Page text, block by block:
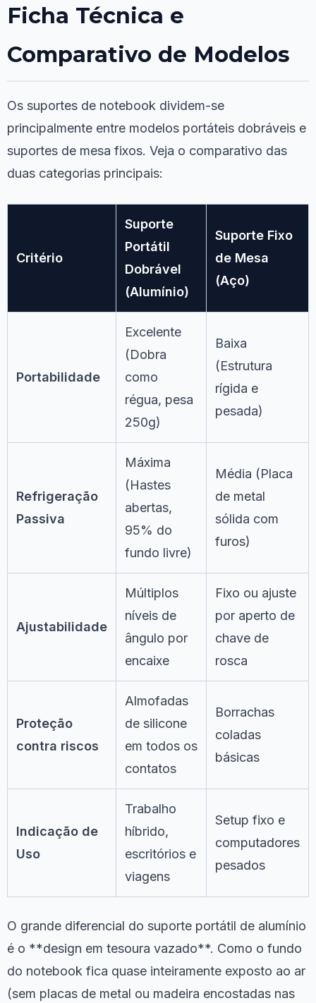
Ficha Técnica e
Comparativo de Modelos
Os suportes de notebook dividem-se
principalmente entre modelos portáteis dobráveis e
suportes de mesa fixos. Veja o comparativo das
duas categorias principais:
Critério
Suporte
Portátil
Dobrável
(Alumínio)
Suporte Fixo
de Mesa
(Aço)
Portabilidade
Excelente
(Dobra
como
régua, pesa
250g)
Baixa
(Estrutura
rígida e
pesada)
Refrigeração
Passiva
Máxima
(Hastes
abertas,
95% do
fundo livre)
Média (Placa
de metal
sólida com
furos)
Ajustabilidade
Múltiplos
níveis de
ângulo por
encaixe
Fixo ou ajuste
por aperto de
chave de
rosca
Proteção
contra riscos
Almofadas
de silicone
em todos os
contatos
Borrachas
coladas
básicas
Indicação de
Uso
Trabalho
híbrido,
escritórios e
viagens
Setup fixo e
computadores
pesados
O grande diferencial do suporte portátil de alumínio
é o **design em tesoura vazado**. Como o fundo
do notebook fica quase inteiramente exposto ao ar
(sem placas de metal ou madeira encostadas nas